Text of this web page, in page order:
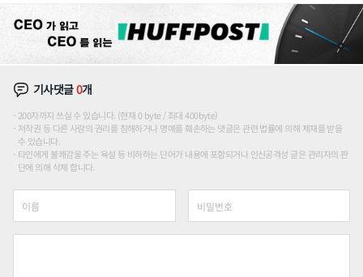
기사댓글0개
200자까지 쓰실 수 있습니다. (현재 0 byte / 최대 400byte)
저작권 등 다른 사람의 권리를 침해하거나 명예를 훼손하는 댓글은 관련 법률에 의해 제재를 받을
수 있습니다.
타인에게 불쾌감을 주는 욕설 등 비하하는 단어가 내용에 포함되거나 인신공격성 글은 관리자의 판
단에 의해 삭제 합니다.